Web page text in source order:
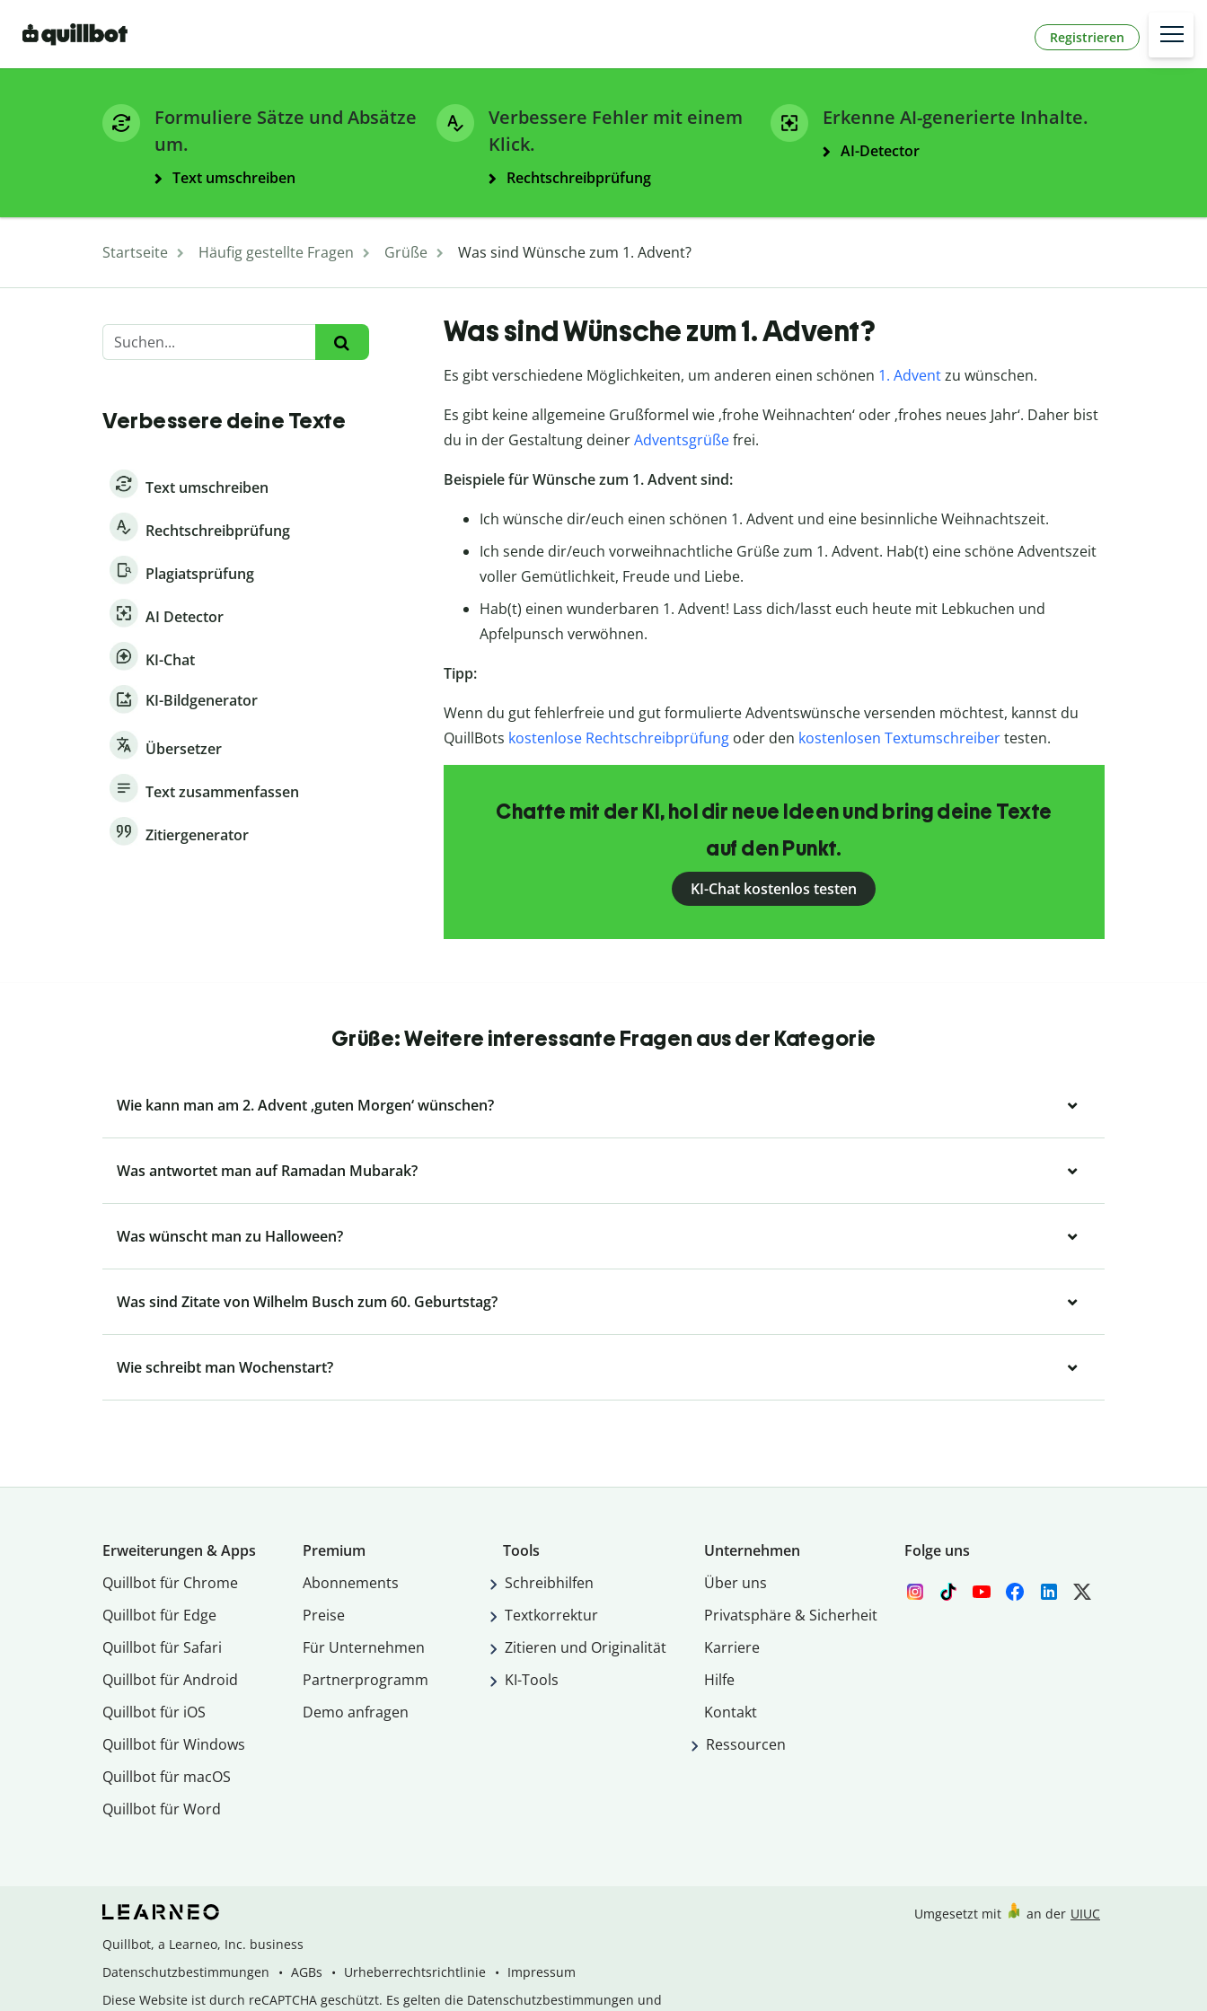
Registrieren
Formuliere Sätze und Absätze
um.
Text umschreiben
Verbessere Fehler mit einem
Klick.
Rechtschreibprüfung
Erkenne AI-generierte Inhalte.
AI-Detector
Startseite Häufig gestellte Fragen Grüße Was sind Wünsche zum 1. Advent?
Verbessere deine Texte
Text umschreiben
Rechtschreibprüfung
Plagiatsprüfung
AI Detector
KI-Chat
KI-Bildgenerator
Übersetzer
Text zusammenfassen
Zitiergenerator
Was sind Wünsche zum 1. Advent?
Es gibt verschiedene Möglichkeiten, um anderen einen schönen 1. Adventzu wünschen.
Es gibt keine allgemeine Grußformel wie ‚frohe Weihnachten‘ oder ‚frohes neues Jahr‘. Daher bist
du in der Gestaltung deinerAdventsgrüßefrei.
Beispiele für Wünsche zum 1. Advent sind:
Ich wünsche dir/euch einen schönen 1. Advent und eine besinnliche Weihnachtszeit.
Ich sende dir/euch vorweihnachtliche Grüße zum 1. Advent. Hab(t) eine schöne Adventszeit
voller Gemütlichkeit, Freude und Liebe.
Hab(t) einen wunderbaren 1. Advent! Lass dich/lasst euch heute mit Lebkuchen und
Apfelpunsch verwöhnen.
Tipp:
Wenn du gut fehlerfreie und gut formulierte Adventswünsche versenden möchtest, kannst du
QuillBots kostenlose Rechtschreibprüfungoder den kostenlosen Textumschreibertesten.
Chatte mit der KI, hol dir neue Ideen und bring deine Texte
auf den Punkt.
KI-Chat kostenlos testen
Grüße: Weitere interessante Fragen aus der Kategorie
Wie kann man am 2. Advent ‚guten Morgen‘ wünschen?
Was antwortet man auf Ramadan Mubarak?
Was wünscht man zu Halloween?
Was sind Zitate von Wilhelm Busch zum 60. Geburtstag?
Wie schreibt man Wochenstart?
Erweiterungen & Apps
Quillbot für Chrome
Quillbot für Edge
Quillbot für Safari
Quillbot für Android
Quillbot für iOS
Quillbot für Windows
Quillbot für macOS
Quillbot für Word
Premium
Abon­ne­ments
Preise
Für Unternehmen
Partnerprogramm
Demo anfragen
Tools
Schreibhilfen
Textkorrektur
Zitieren und Originalität
KI-Tools
Unternehmen
Über uns
Privatsphäre & Sicherheit
Karriere
Hilfe
Kontakt
Ressourcen
Folge uns
Quillbot, a Learneo, Inc. business
Datenschutzbestimmungen
AGBs Urheberrechtsrichtlinie
Impressum
Diese Website ist durch reCAPTCHA geschützt. Es gelten die Datenschutzbestimmungen und
Umgesetzt mit an der UIUC